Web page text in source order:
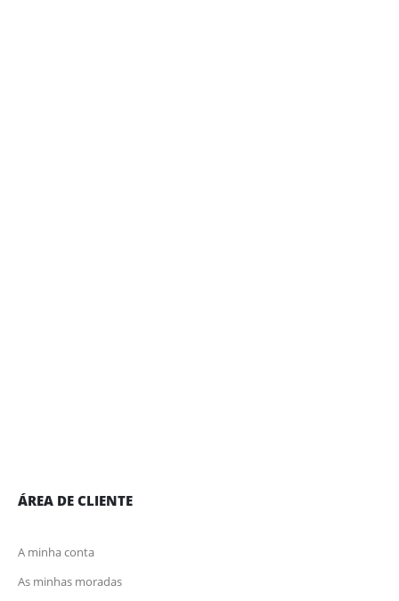
ÁREA DE CLIENTE
A minha conta
As minhas moradas